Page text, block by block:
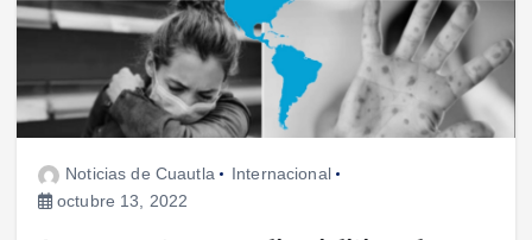
Noticias de Cuautla
Internacional
octubre 13, 2022